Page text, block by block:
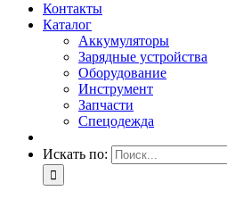
Контакты
Каталог
Аккумуляторы
Зарядные устройства
Оборудование
Инструмент
Запчасти
Спецодежда
Искать по: